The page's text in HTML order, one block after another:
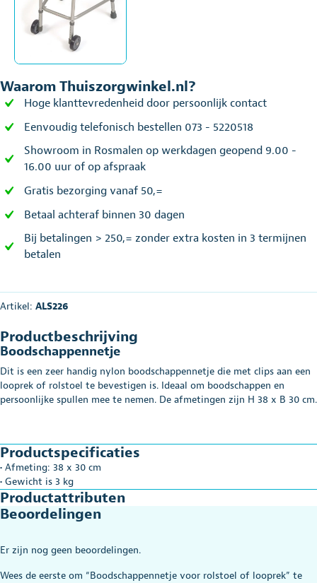
Waarom Thuiszorgwinkel.nl?
Hoge klanttevredenheid door persoonlijk contact
Eenvoudig telefonisch bestellen 073 - 5220518
Showroom in Rosmalen op werkdagen geopend 9.00 -
16.00 uur of op afspraak
Gratis bezorging vanaf 50,=
Betaal achteraf binnen 30 dagen
Bij betalingen > 250,= zonder extra kosten in 3 termijnen
betalen
Artikel: ALS226
Productbeschrijving
Boodschappennetje
Dit is een zeer handig nylon boodschappennetje die met clips aan een
looprek of rolstoel te bevestigen is. Ideaal om boodschappen en
persoonlijke spullen mee te nemen. De afmetingen zijn H 38 x B 30 cm.
Productspecificaties
• Afmeting: 38 x 30 cm
• Gewicht is 3 kg
Productattributen
Beoordelingen
Er zijn nog geen beoordelingen.
Wees de eerste om “Boodschappennetje voor rolstoel of looprek” te